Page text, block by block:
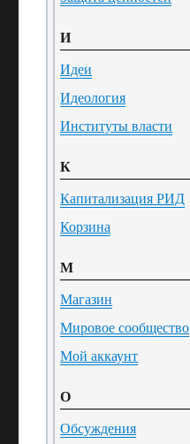
И
Идеи
Идеология
Институты власти
К
Капитализация РИД
Корзина
М
Магазин
Мировое сообщество
Мой аккаунт
О
Обсуждения